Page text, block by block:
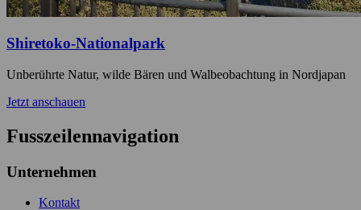
Shiretoko-Nationalpark
Unberührte Natur, wilde Bären und Walbeobachtung in Nordjapan
Jetzt anschauen
Fusszeilennavigation
Unternehmen
Kontakt